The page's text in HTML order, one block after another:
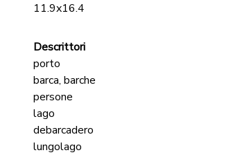
11.9x16.4
Descrittori
porto
barca, barche
persone
lago
debarcadero
lungolago